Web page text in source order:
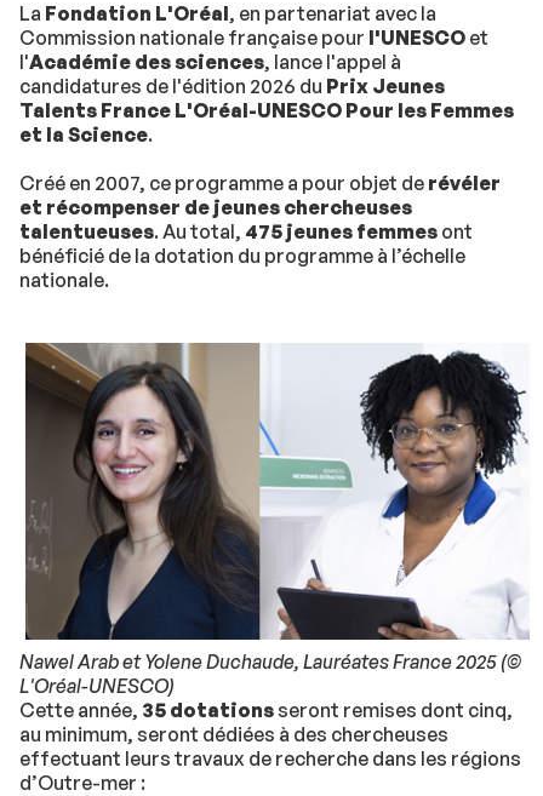
La Fondation L'Oréal, en partenariat avec la
Commission nationale française pour l'UNESCO et
l'Académie des sciences, lance l'appel à
candidatures de l'édition 2026 du Prix Jeunes
Talents France L'Oréal-UNESCO Pour les Femmes
et la Science.
Créé en 2007, ce programme a pour objet de révéler
et récompenser de jeunes chercheuses
talentueuses. Au total, 475 jeunes femmes ont
bénéficié de la dotation du programme à l’échelle
nationale.
Nawel Arab et Yolene Duchaude, Lauréates France 2025 (©
L'Oréal-UNESCO)
Cette année, 35 dotationsseront remises dont cinq,
au minimum, seront dédiées à des chercheuses
effectuant leurs travaux de recherche dans les régions
d’Outre-mer :